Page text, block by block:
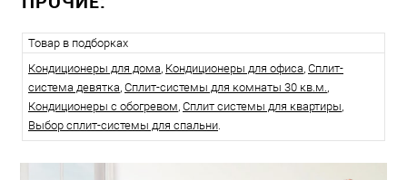
Товар в подборках
Кондиционеры для дома, Кондиционеры для офиса, Сплит-
система девятка, Сплит-системы для комнаты 30 кв.м.,
Кондиционеры с обогревом, Сплит системы для квартиры,
Выбор сплит-системы для спальни.